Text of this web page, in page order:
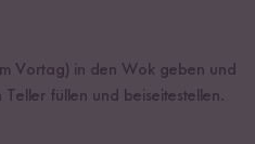
Vortag) in den Wok geben und
füllen und beiseitestellen.